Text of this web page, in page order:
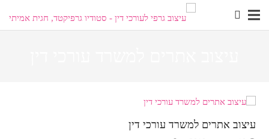
עיצוב אתרים למשרד עורכי דין